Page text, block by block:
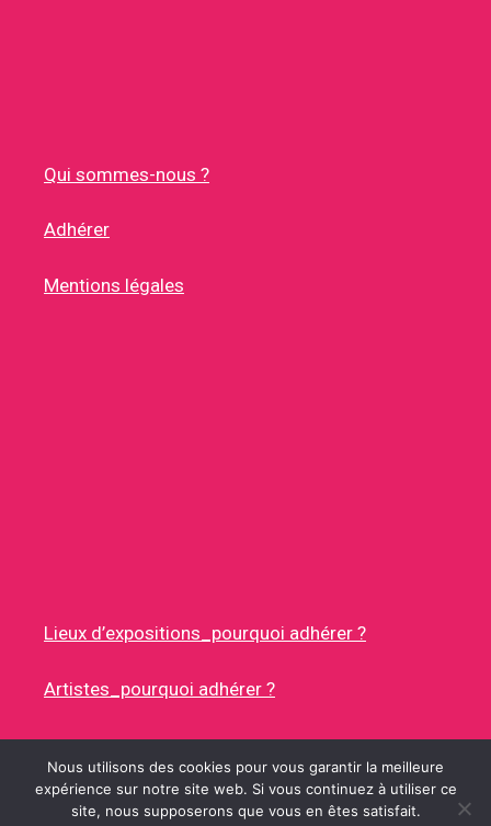
Qui sommes-nous ?
Adhérer
Mentions légales
Lieux d’expositions_pourquoi adhérer ?
Artistes_pourquoi adhérer ?
© 2026 RUES DES ARTISTES• CONSTRUIT AVEC
Nous utilisons des cookies pour vous garantir la meilleure
expérience sur notre site web. Si vous continuez à utiliser ce
site, nous supposerons que vous en êtes satisfait.